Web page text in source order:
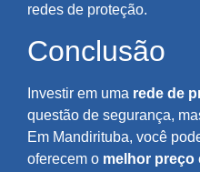
redes de proteção.
Conclusão
Investir em uma rede de
questão de segurança,
Em Mandirituba, você
oferecem o melhor preço